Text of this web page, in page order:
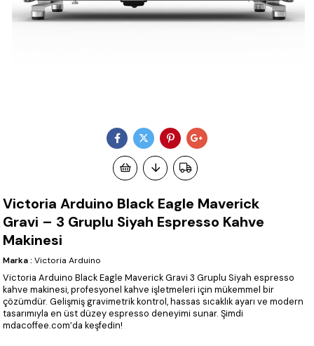
Victoria Arduino Black Eagle Maverick
Gravi – 3 Gruplu Siyah Espresso Kahve
Makinesi
Marka : Victoria Arduino
Victoria Arduino Black Eagle Maverick Gravi 3 Gruplu Siyah espresso
kahve makinesi, profesyonel kahve işletmeleri için mükemmel bir
çözümdür. Gelişmiş gravimetrik kontrol, hassas sıcaklık ayarı ve modern
tasarımıyla en üst düzey espresso deneyimi sunar. Şimdi
mdacoffee.com’da keşfedin!